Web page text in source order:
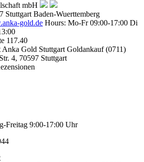
mbH
Stuttgart Baden-Wuerttemberg
gold.de Hours: Mo-Fr 09:00-17:00 Di
117.40
Anka Gold Stuttgart Goldankauf (0711)
4, 70597 Stuttgart
Freitag 9:00-17:00 Uhr